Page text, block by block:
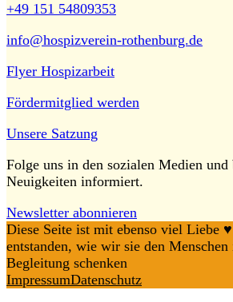
+49 151 54809353
info@hospizverein-rothenburg.de
Flyer Hospizarbeit
Fördermitglied werden
Unsere Satzung
Folge uns in den sozialen Medien
Neuigkeiten informiert.
Newsletter abonnieren
Diese Seite ist mit ebenso viel Liebe
entstanden, wie wir sie den
Begleitung schenken
ImpressumDatenschutz